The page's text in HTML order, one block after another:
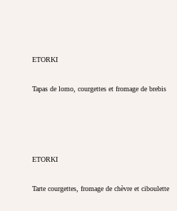
ETORKI
Tapas de lomo, courgettes et fromage de brebis
ETORKI
Tarte courgettes, fromage de chèvre et ciboulette